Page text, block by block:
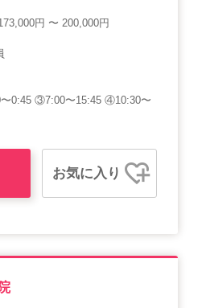
円 〜 200,000円
0:45 ③7:00〜15:45 ④10:30〜
お気に入り